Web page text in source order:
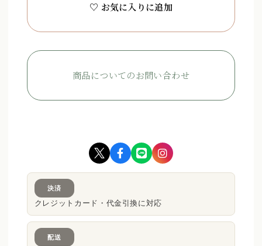
♡ お気に入りに追加
商品についてのお問い合わせ
決済
クレジットカード・代金引換に対応
配送